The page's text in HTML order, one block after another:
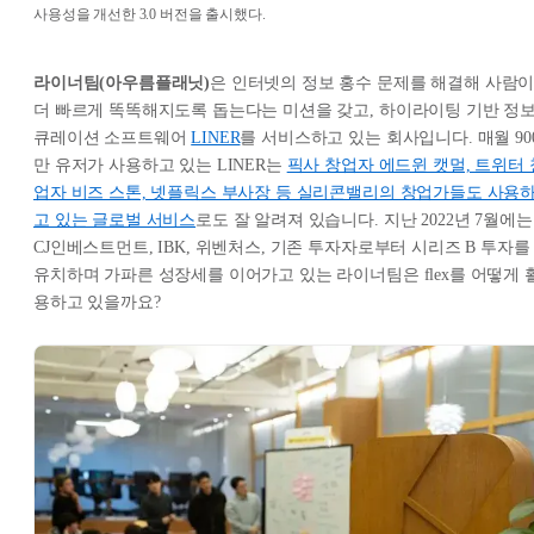
사용성을 개선한 3.0 버전을 출시했다.
라이너팀(아우름플래닛)은 인터넷의 정보 홍수 문제를 해결해 사람이
더 빠르게 똑똑해지도록 돕는다는 미션을 갖고, 하이라이팅 기반 정
큐레이션 소프트웨어LINER를 서비스하고 있는 회사입니다. 매월
만 유저가 사용하고 있는 LINER는 픽사 창업자 에드윈 캣멀, 트위터
업자 비즈 스톤, 넷플릭스 부사장 등 실리콘밸리의 창업가들도 사용
고 있는 글로벌 서비스 로도 잘 알려져 있습니다. 지난 2022년 7월에는
CJ인베스트먼트, IBK, 위벤처스, 기존 투자자로부터 시리즈 B 투자를
유치하며 가파른 성장세를 이어가고 있는 라이너팀은 flex를 어떻게
용하고 있을까요?